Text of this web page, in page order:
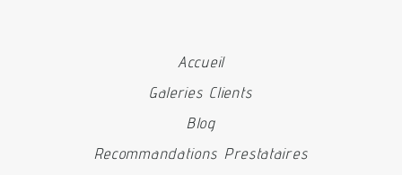
Accueil
Galeries Clients
Blog
Recommandations Prestataires